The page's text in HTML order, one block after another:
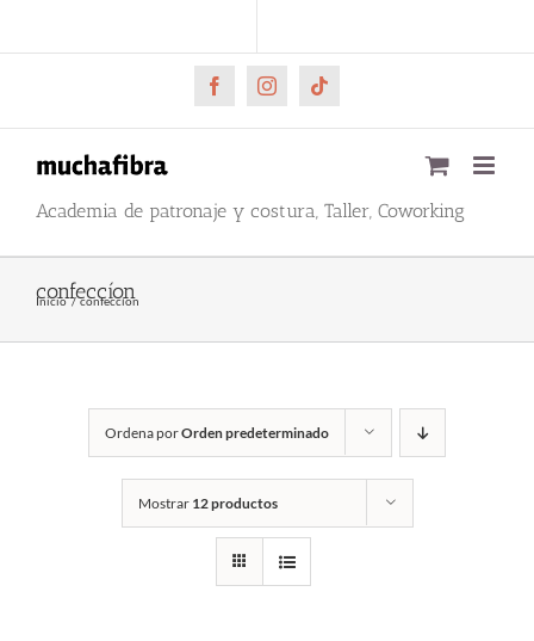
al
FacebookInstagramTiktok
Academia de patronaje y costura, Taller, Coworking
confeccíon
Inicio confeccíon
Ordena porOrden predeterminado
Mostrar 12 productos